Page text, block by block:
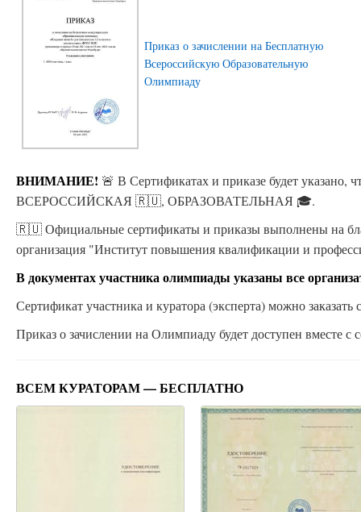
Приказ о зачислении на Бесплатную
Всероссийскую Образовательную
Олимпиаду
ВНИМАНИЕ! 🚨 В Сертификатах и приказе будет
ВСЕРОССИЙСКАЯ 🇷🇺, ОБРАЗОВАТЕЛЬНАЯ 🎓.
🇷🇺 Официальные сертификаты и приказы выполнены на
организация "Институт повышения квалификации и
В документах участника олимпиады указаны все
Сертификат участника и куратора (эксперта) можно заказать
Приказ о зачислении на Олимпиаду будет доступен вместе с
ВСЕМ КУРАТОРАМ — БЕСПЛАТНО